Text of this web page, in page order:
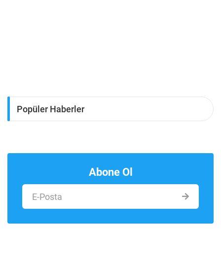
Popüler Haberler
Abone Ol